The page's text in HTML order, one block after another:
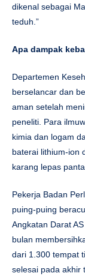
dikenal sebagai
teduh.”
Apa dampak
Departemen
berselancar dan
aman setelah
peneliti. Para
kimia dan logam
baterai lithium-ion
karang lepas
Pekerja Badan
puing-puing
Angkatan Darat
bulan
dari 1.300 tempat
selesai pada akhir